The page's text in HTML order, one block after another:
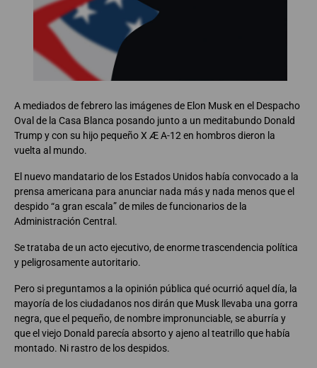
A mediados de febrero las imágenes de Elon Musk en el Despacho
Oval de la Casa Blanca posando junto a un meditabundo Donald
Trump y con su hijo pequeño X Æ A-12 en hombros dieron la
vuelta al mundo.
El nuevo mandatario de los Estados Unidos había convocado a la
prensa americana para anunciar nada más y nada menos que el
despido “a gran escala” de miles de funcionarios de la
Administración Central.
Se trataba de un acto ejecutivo, de enorme trascendencia política
y peligrosamente autoritario.
Pero si preguntamos a la opinión pública qué ocurrió aquel día, la
mayoría de los ciudadanos nos dirán que Musk llevaba una gorra
negra, que el pequeño, de nombre impronunciable, se aburría y
que el viejo Donald parecía absorto y ajeno al teatrillo que había
montado. Ni rastro de los despidos.